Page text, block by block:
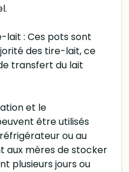
: Ces pots sont
des tire-lait, ce
transfert du lait
et le
être utilisés
ou au
mères de stocker
plusieurs jours ou